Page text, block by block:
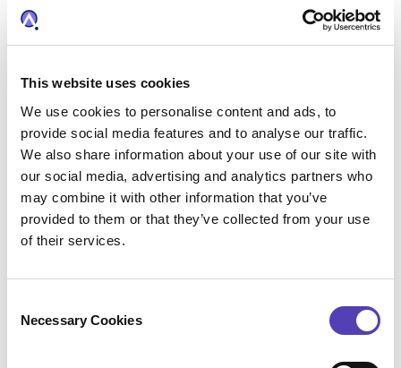
This website uses cookies
We use cookies to personalise content and ads, to
provide social media features and to analyse our traffic.
We also share information about your use of our site with
our social media, advertising and analytics partners who
may combine it with other information that you’ve
provided to them or that they’ve collected from your use
of their services.
Necessary Cookies
Funktionen in AQX Law Firm Essential
herausholen können.
Joe:
Das ist Ihre Chance, ein System zu nutzen,
brauchen, aber mit Ihnen mitwächst. Diese
Features sind bereit für Sie, wenn Sie bereit
sind, sie zu nutzen.
lower costs and increase value. Hear